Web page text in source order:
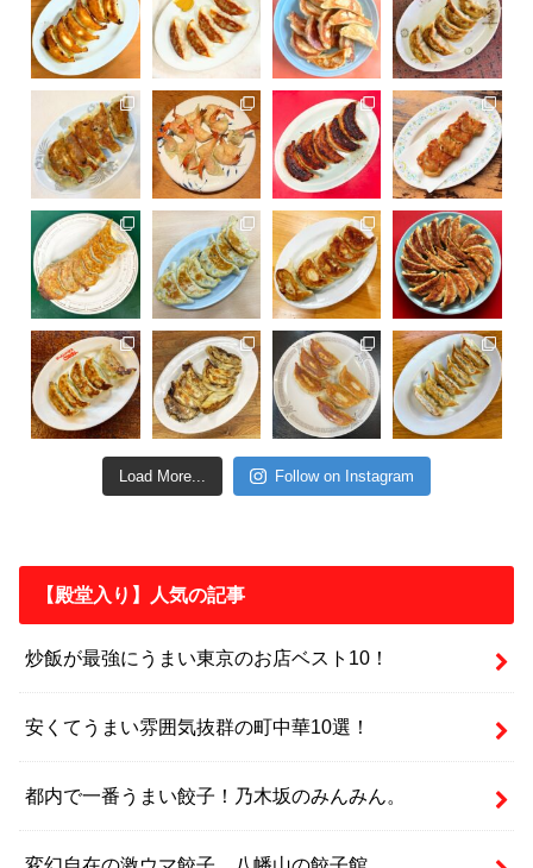
Load More... Follow on Instagram
【殿堂入り】人気の記事
炒飯が最強にうまい東京のお店ベスト10！
安くてうまい雰囲気抜群の町中華10選！
都内で一番うまい餃子！乃木坂のみんみん。